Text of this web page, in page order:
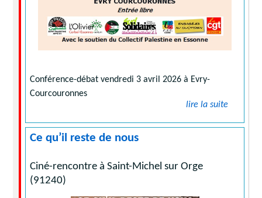
Conférence-débat vendredi 3 avril 2026 à Evry-
Courcouronnes
lire la suite
Ce qu’il reste de nous
Ciné-rencontre à Saint-Michel sur Orge
(91240)